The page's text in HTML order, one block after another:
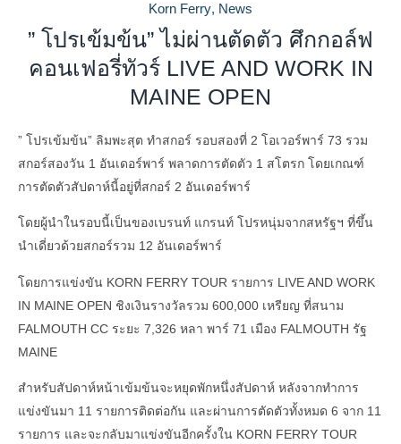
Korn Ferry, News
” โปรเข้มข้น” ไม่ผ่านตัดตัว ศึกกอล์ฟ
คอนเฟอรี่ทัวร์ LIVE AND WORK IN
MAINE OPEN
” โปรเข้มข้น” ลิมพะสุต ทำสกอร์ รอบสองที่ 2 โอเวอร์พาร์ 73 รวม
สกอร์สองวัน 1 อันเดอร์พาร์ พลาดการตัดตัว 1 สโตรก โดยเกณฑ์
การตัดตัวสัปดาห์นี้อยู่ที่สกอร์ 2 อันเดอร์พาร์
โดยผู้นำในรอบนี้เป็นของเบรนท์ แกรนท์ โปรหนุ่มจากสหรัฐฯ ที่ขึ้น
นำเดี่ยวด้วยสกอร์รวม 12 อันเดอร์พาร์
โดยการแข่งขัน KORN FERRY TOUR รายการ LIVE AND WORK
IN MAINE OPEN ชิงเงินรางวัลรวม 600,000 เหรียญ ที่สนาม
FALMOUTH CC ระยะ 7,326 หลา พาร์ 71 เมือง FALMOUTH รัฐ
MAINE
สำหรับสัปดาห์หน้าเข้มข้นจะหยุดพักหนึ่งสัปดาห์ หลังจากทำการ
แข่งขันมา 11 รายการติดต่อกัน และผ่านการตัดตัวทั้งหมด 6 จาก 11
รายการ และจะกลับมาแข่งขันอีกครั้งใน KORN FERRY TOUR